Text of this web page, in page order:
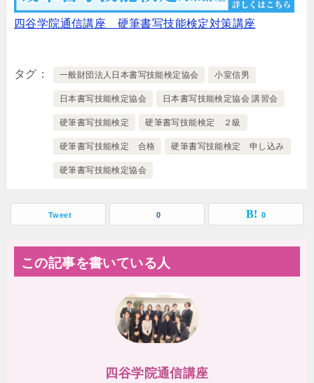
四谷学院通信講座 硬筆書写技能検定対策講座
タグ 一般財団法人日本書写技能検定協会 小室信男
日本書写技能検定協会 日本書写技能検定協会 講習会
硬筆書写技能検定 硬筆書写技能検定 ２級
硬筆書写技能検定 合格 硬筆書写技能検定 申し込み
硬筆書写技能検定協会
Tweet 0 0
この記事を書いている人
四谷学院通信講座